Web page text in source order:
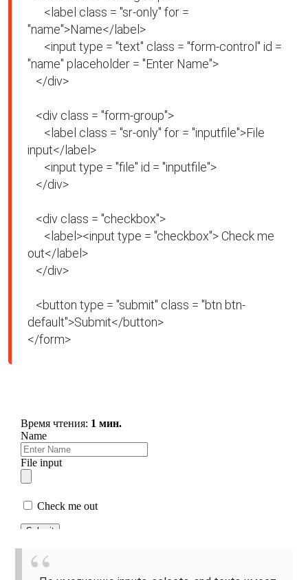
"name">Name</label>
"name" placeholder = "Enter Name">
input</label>
out</label>
default">Submit</button>
</form>